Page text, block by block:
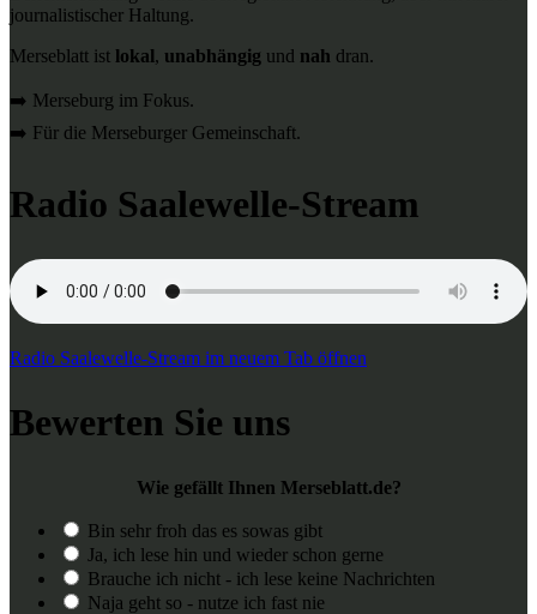
journalistischer Haltung.
Merseblatt ist lokal, unabhängig und nah dran.
➡️ Merseburg im Fokus.
➡️ Für die Merseburger Gemeinschaft.
Radio Saalewelle-Stream
Radio Saalewelle-Stream im neuem Tab öffnen
Bewerten Sie uns
Wie gefällt Ihnen Merseblatt.de?
Bin sehr froh das es sowas gibt
Ja, ich lese hin und wieder schon gerne
Brauche ich nicht - ich lese keine Nachrichten
Naja geht so - nutze ich fast nie